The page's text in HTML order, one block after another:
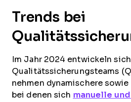
Trends bei
Im Jahr 2024 entwickeln sich
Qualitätssicherungsteams
nehmen dynamischere
bei denen sich manuelle